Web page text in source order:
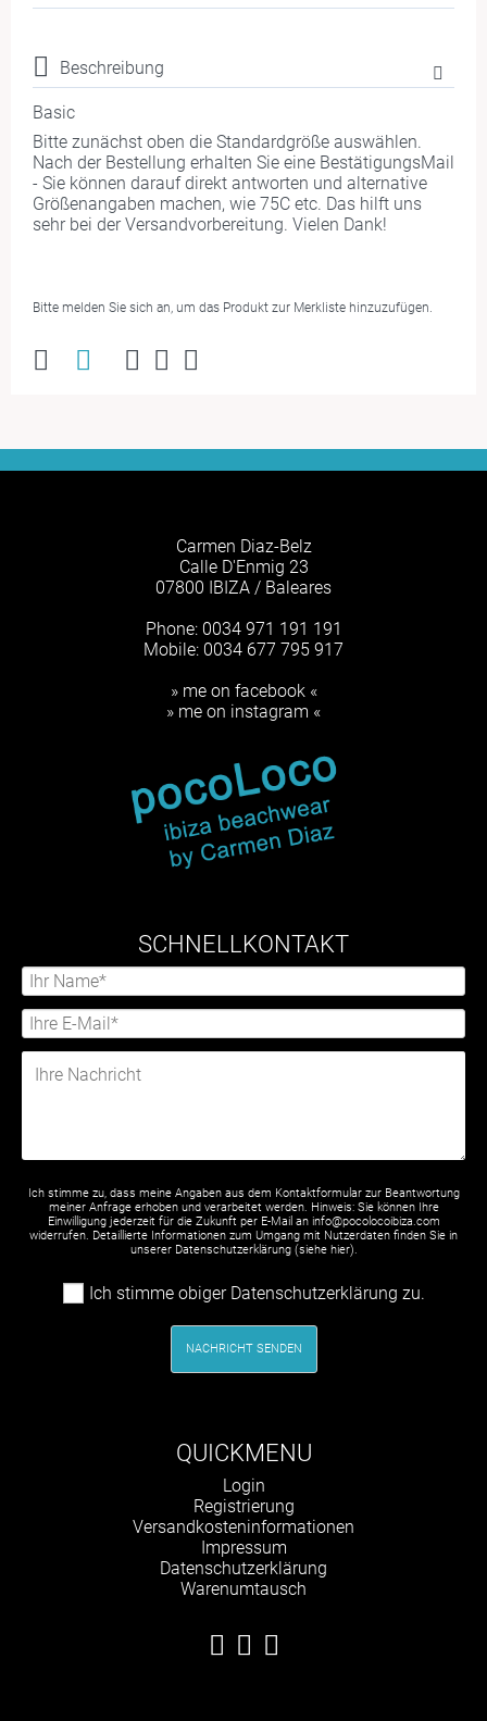
Beschreibung
Basic
Bitte zunächst oben die Standardgröße auswählen.
Nach der Bestellung erhalten Sie eine BestätigungsMail
- Sie können darauf direkt antworten und alternative
Größenangaben machen, wie 75C etc. Das hilft uns
sehr bei der Versandvorbereitung. Vielen Dank!
Bitte melden Sie sich an, um das Produkt zur Merkliste hinzuzufügen.
Carmen Diaz-Belz
Calle D'Enmig 23
07800 IBIZA / Baleares
Phone: 0034 971 191 191
Mobile: 0034 677 795 917
» me on facebook «
» me on instagram «
SCHNELLKONTAKT
Ich stimme zu, dass meine Angaben aus dem Kontaktformular zur Beantwortung
meiner Anfrage erhoben und verarbeitet werden. Hinweis: Sie können Ihre
Einwilligung jederzeit für die Zukunft per E-Mail an info@pocolocoibiza.com
widerrufen. Detaillierte Informationen zum Umgang mit Nutzerdaten finden Sie in
unserer Datenschutzerklärung (siehe hier).
Ich stimme obiger Datenschutzerklärung zu.
NACHRICHT SENDEN
QUICKMENU
Navigation
überspringen
Login
Registrierung
Versandkosteninformationen
Impressum
Datenschutzerklärung
Warenumtausch